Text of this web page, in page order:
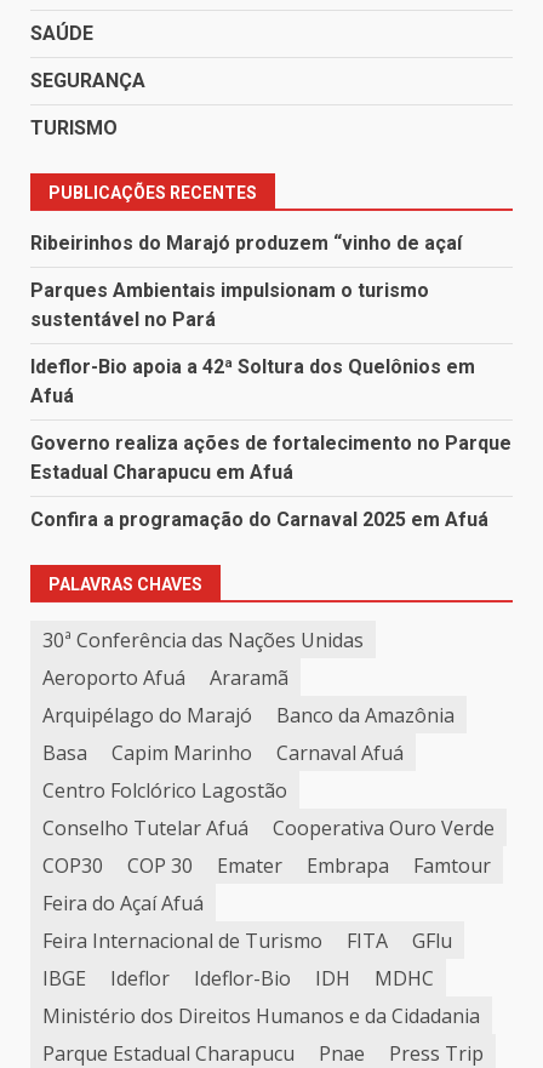
SAÚDE
SEGURANÇA
TURISMO
PUBLICAÇÕES RECENTES
Ribeirinhos do Marajó produzem “vinho de açaí
Parques Ambientais impulsionam o turismo
sustentável no Pará
Ideflor-Bio apoia a 42ª Soltura dos Quelônios em
Afuá
Governo realiza ações de fortalecimento no Parque
Estadual Charapucu em Afuá
Confira a programação do Carnaval 2025 em Afuá
PALAVRAS CHAVES
30ª Conferência das Nações Unidas
Aeroporto Afuá
Araramã
Arquipélago do Marajó
Banco da Amazônia
Basa
Capim Marinho
Carnaval Afuá
Centro Folclórico Lagostão
Conselho Tutelar Afuá
Cooperativa Ouro Verde
COP30
COP 30 Emater Embrapa
Famtour
Feira do Açaí Afuá
Feira Internacional de Turismo
FITA
GFlu
IBGE
Ideflor Ideflor-Bio IDH
MDHC
Ministério dos Direitos Humanos e da Cidadania
Parque Estadual Charapucu
Pnae
Press Trip